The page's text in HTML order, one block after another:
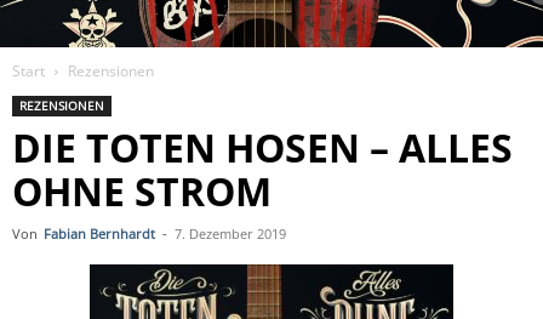
Start Rezensionen
REZENSIONEN
DIE TOTEN HOSEN – ALLES
OHNE STROM
Von Fabian Bernhardt - 7. Dezember 2019